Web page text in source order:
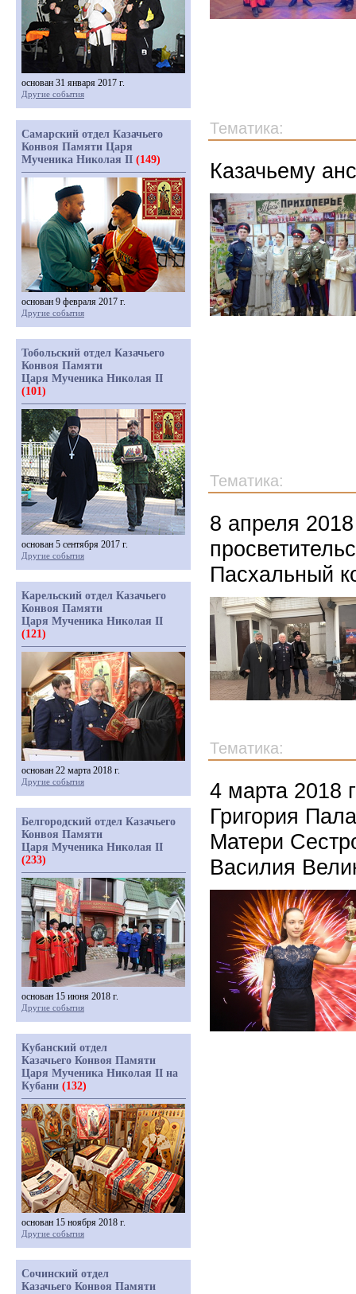
Тематика:
Казачьему
Тематика:
8 апреля
Пасхальный
Тематика:
4 марта 2018
Григория
Матери
Василия
основан 31 января 2017 г.
Другие события
Самарский отдел Казачьего
Конвоя Памяти Царя
Мученика Николая II (149)
основан 9 февраля 2017 г.
Другие события
Тобольский отдел Казачьего
Конвоя Памяти
Царя Мученика Николая II
(101)
основан 5 сентября 2017 г.
Другие события
Карельский отдел Казачьего
Конвоя Памяти
Царя Мученика Николая II
(121)
основан 22 марта 2018 г.
Другие события
Белгородский отдел Казачьего
Конвоя Памяти
Царя Мученика Николая II
(233)
основан 15 июня 2018 г.
Другие события
Кубанский отдел
Казачьего Конвоя Памяти
Царя Мученика Николая II на
Кубани (132)
основан 15 ноября 2018 г.
Другие события
Сочинский отдел
Казачьего Конвоя Памяти